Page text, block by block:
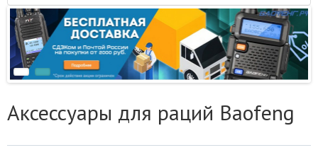
Аксессуары для раций Baofeng